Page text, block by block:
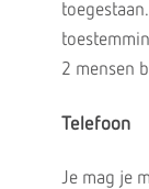
2 mensen
Telefoon
Je mag je